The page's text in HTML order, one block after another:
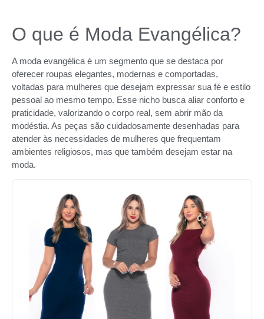
O que é Moda Evangélica?
A moda evangélica é um segmento que se destaca por
oferecer roupas elegantes, modernas e comportadas,
voltadas para mulheres que desejam expressar sua fé e estilo
pessoal ao mesmo tempo. Esse nicho busca aliar conforto e
praticidade, valorizando o corpo real, sem abrir mão da
modéstia. As peças são cuidadosamente desenhadas para
atender às necessidades de mulheres que frequentam
ambientes religiosos, mas que também desejam estar na
moda.